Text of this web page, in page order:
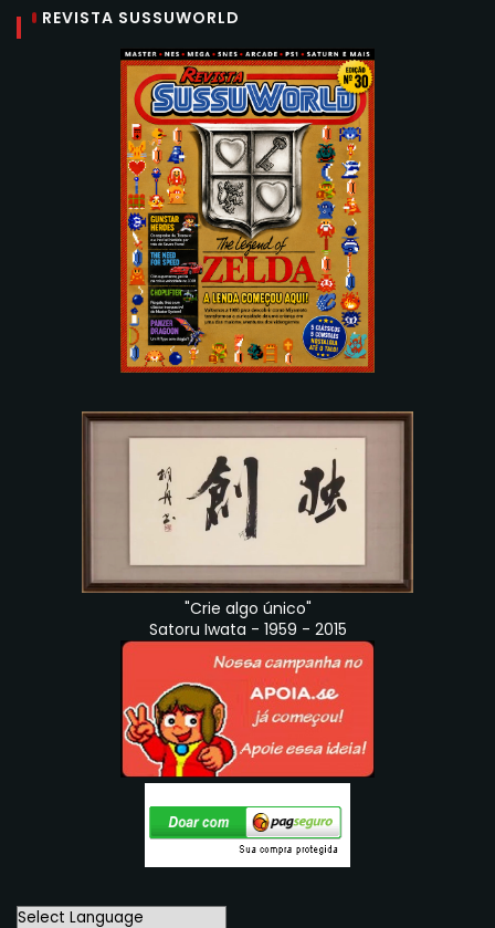
REVISTA SUSSUWORLD
"Crie algo único"
Satoru Iwata - 1959 - 2015